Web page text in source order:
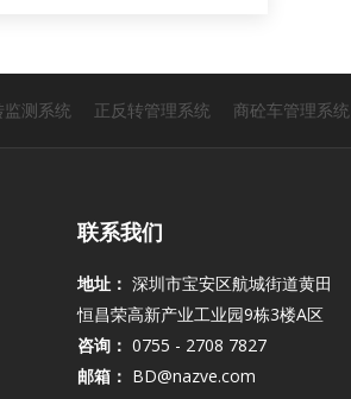
监测系统 正反转管理系统 商砼车管理系统
联系我们
地址： 深圳市宝安区航城街道黄田
恒昌荣高新产业工业园9栋3楼A区
咨询： 0755 - 2708 7827
邮箱： BD@nazve.com